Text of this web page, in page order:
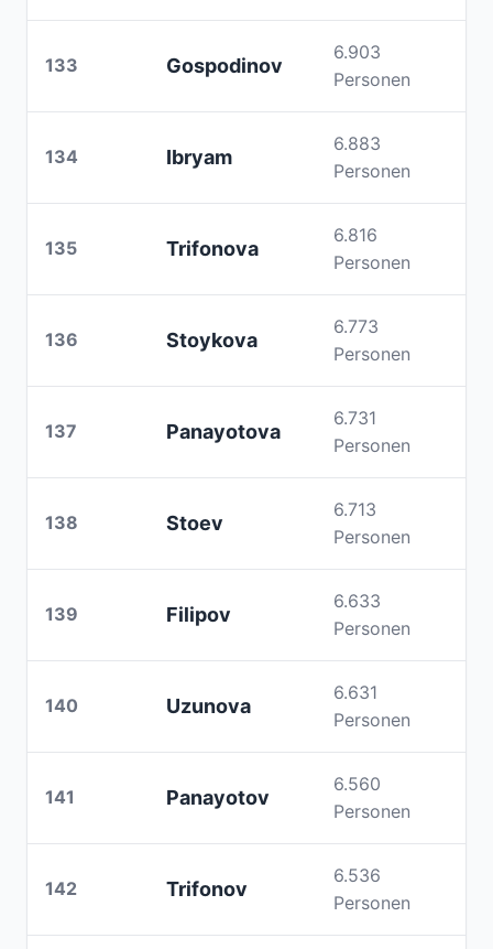
133 Gospodinov
6.903
Personen
134 Ibryam
6.883
Personen
135 Trifonova
6.816
Personen
136 Stoykova
6.773
Personen
137 Panayotova
6.731
Personen
138 Stoev
6.713
Personen
139 Filipov
6.633
Personen
140 Uzunova
6.631
Personen
141 Panayotov
6.560
Personen
142 Trifonov
6.536
Personen